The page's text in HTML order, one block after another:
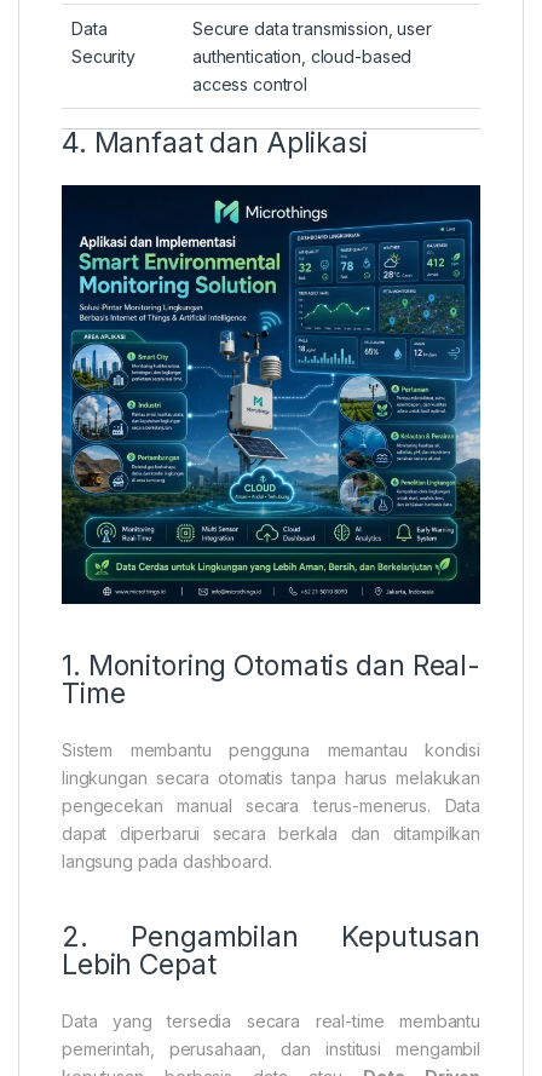
Data
Security
Secure data transmission, user
authentication, cloud-based
access control
4. Manfaat dan Aplikasi
1. Monitoring Otomatis dan Real-
Time
Sistem membantu pengguna memantau kondisi
lingkungan secara otomatis tanpa harus melakukan
pengecekan manual secara terus-menerus. Data
dapat diperbarui secara berkala dan ditampilkan
langsung pada dashboard.
2. Pengambilan Keputusan
Lebih Cepat
Data yang tersedia secara real-time membantu
pemerintah, perusahaan, dan institusi mengambil